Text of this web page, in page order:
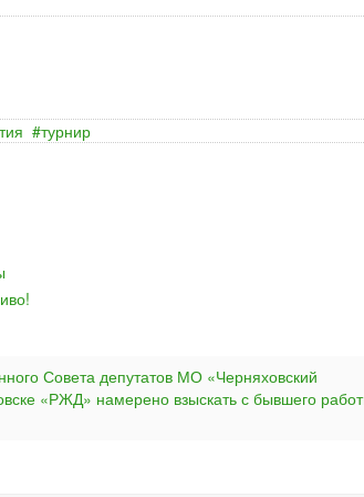
турнир
Совета депутатов МО «Черняховский
«РЖД» намерено взыскать с бывшего